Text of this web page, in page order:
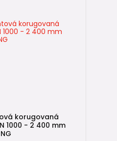
korugovaná
1000 - 2 400 mm